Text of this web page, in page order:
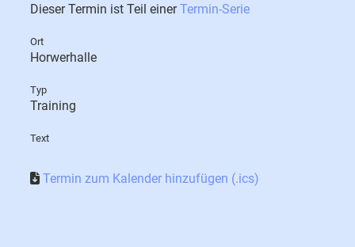
Dieser Termin ist Teil einerTermin-Serie
Ort
Horwerhalle
Typ
Training
Text
Termin zum Kalender hinzufügen (.ics)